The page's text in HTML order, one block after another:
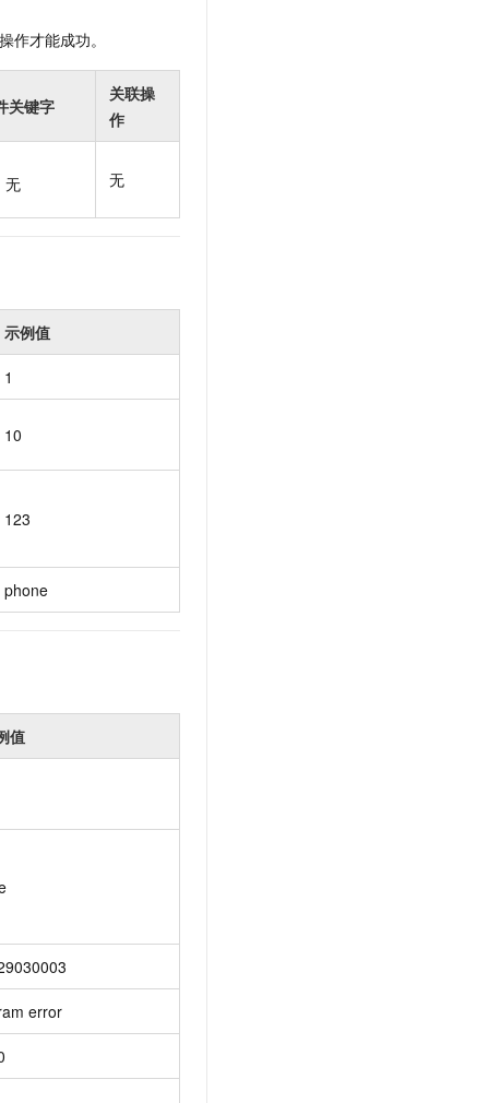
作才能成功。
关键字
关联操
作
无 无
示例值
1
10
123
phone
值
error
提取
从文本、图片、视频中提取结构化的属性信息